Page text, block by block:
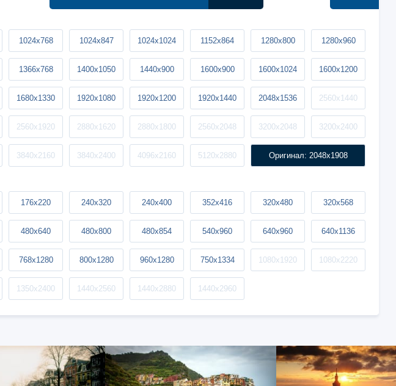
1024x768 1024x847 1024x1024 1152x864 1280x800 1280x960
1366x768 1400x1050 1440x900 1600x900 1600x1024 1600x1200
1680x1330 1920x1080 1920x1200 1920x1440 2048x1536 2560x1440
2560x1920 2880x1620 2880x1800 2560x2048 3200x2048 3200x2400
3840x2160 3840x2400 4096x2160 5120x2880 Оригинал: 2048x1908
176x220 240x320 240x400 352x416 320x480 320x568
480x640 480x800 480x854 540x960 640x960 640x1136
768x1280 800x1280 960x1280 750x1334 1080x1920 1080x2220
1350x2400 1440x2560 1440x2880 1440x2960